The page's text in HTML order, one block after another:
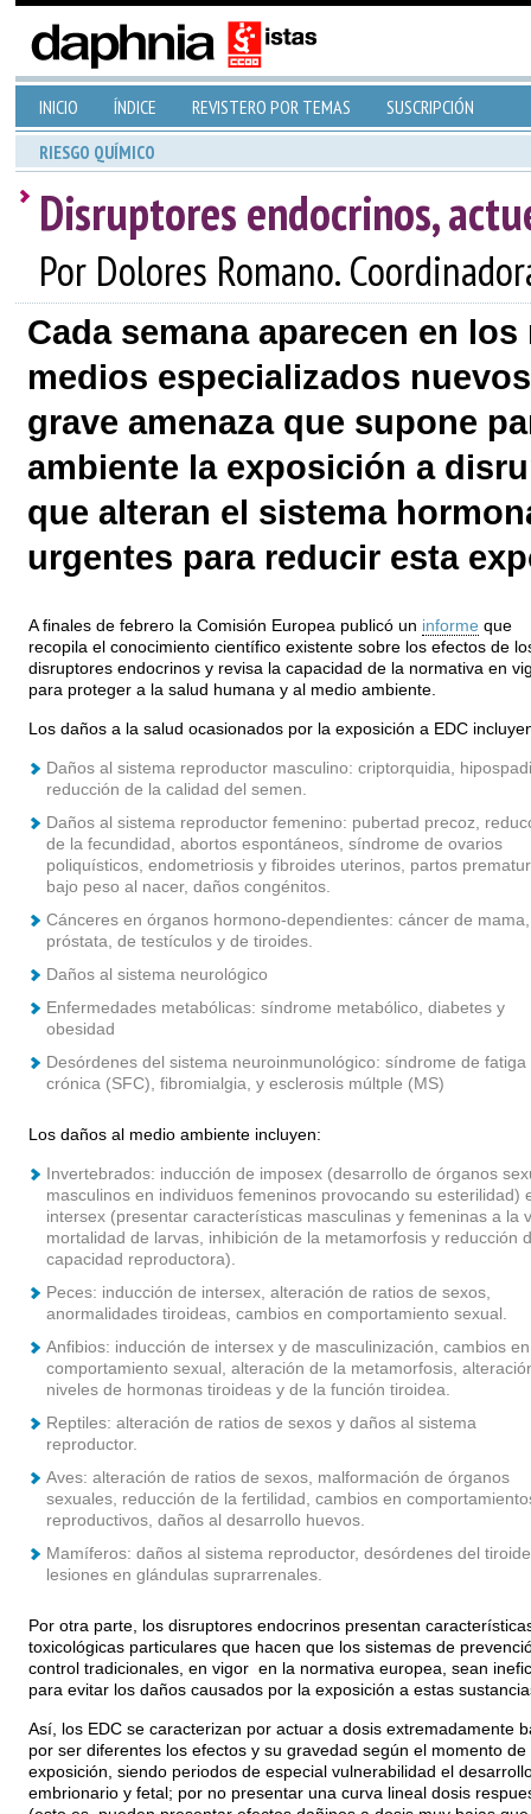
INICIO ÍNDICE REVISTERO POR TEMAS SUSCRIPCIÓN
RIESGO QUÍMICO
Disruptores endocrinos,
Por Dolores Romano.
Cada semana aparecen en
medios especializados
grave amenaza que supone
ambiente la exposición a
que alteran el sistema
urgentes para reducir esta
A finales de febrero la Comisión Europea publicó un informe que
recopila el conocimiento científico existente sobre los efectos de
disruptores endocrinos y revisa la capacidad de la normativa en
para proteger a la salud humana y al medio ambiente.
Los daños a la salud ocasionados por la exposición a EDC
Daños al sistema reproductor masculino: criptorquidia,
reducción de la calidad del semen.
Daños al sistema reproductor femenino: pubertad precoz,
de la fecundidad, abortos espontáneos, síndrome de ovarios
poliquísticos, endometriosis y fibroides uterinos, partos
bajo peso al nacer, daños congénitos.
Cánceres en órganos hormono-dependientes: cáncer de
próstata, de testículos y de tiroides.
Daños al sistema neurológico
Enfermedades metabólicas: síndrome metabólico, diabetes y
obesidad
Desórdenes del sistema neuroinmunológico: síndrome de fatiga
crónica (SFC), fibromialgia, y esclerosis múltple (MS)
Los daños al medio ambiente incluyen:
Invertebrados: inducción de imposex (desarrollo de órganos
masculinos en individuos femeninos provocando su esterilidad)
intersex (presentar características masculinas y femeninas a la
mortalidad de larvas, inhibición de la metamorfosis y reducción
capacidad reproductora).
Peces: inducción de intersex, alteración de ratios de sexos,
anormalidades tiroideas, cambios en comportamiento sexual.
Anfibios: inducción de intersex y de masculinización, cambios en
comportamiento sexual, alteración de la metamorfosis,
niveles de hormonas tiroideas y de la función tiroidea.
Reptiles: alteración de ratios de sexos y daños al sistema
reproductor.
Aves: alteración de ratios de sexos, malformación de órganos
sexuales, reducción de la fertilidad, cambios en
reproductivos, daños al desarrollo huevos.
Mamíferos: daños al sistema reproductor, desórdenes del
lesiones en glándulas suprarrenales.
Por otra parte, los disruptores endocrinos presentan
toxicológicas particulares que hacen que los sistemas de
control tradicionales, en vigor en la normativa europea, sean
para evitar los daños causados por la exposición a estas
Así, los EDC se caracterizan por actuar a dosis extremadamente
por ser diferentes los efectos y su gravedad según el momento de
exposición, siendo periodos de especial vulnerabilidad el
embrionario y fetal; por no presentar una curva lineal dosis